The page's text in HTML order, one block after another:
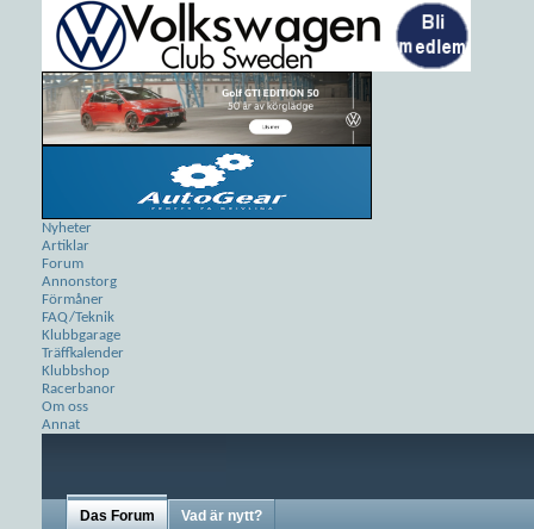
Nyheter
Artiklar
Forum
Annonstorg
Förmåner
FAQ/Teknik
Klubbgarage
Träffkalender
Klubbshop
Racerbanor
Om oss
Annat
Das Forum Vad är nytt?